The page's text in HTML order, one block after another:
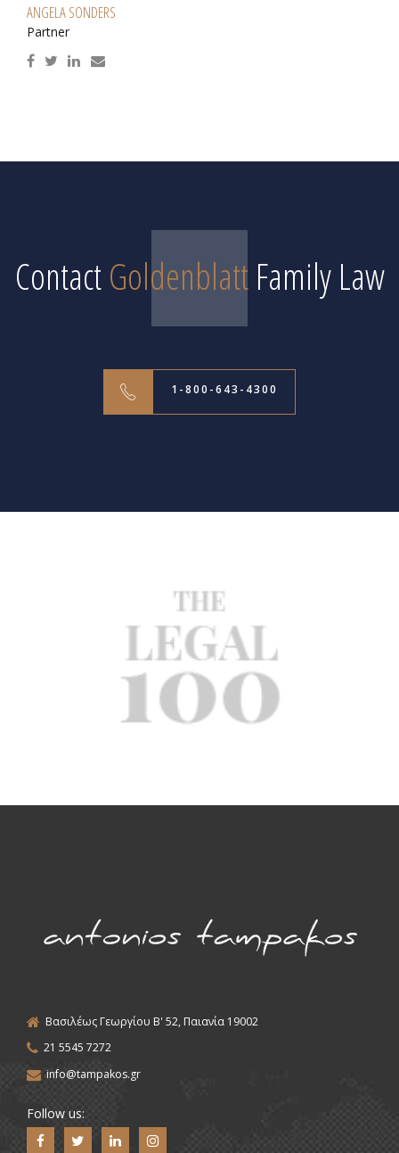
ANGELA SONDERS
Partner
ContactGoldenblattFamily Law
1-800-643-4300
Βασιλέως Γεωργίου Β' 52, Παιανία 19002
21 5545 7272
info@tampakos.gr
Follow us: